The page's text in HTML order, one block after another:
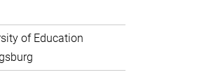
of Education